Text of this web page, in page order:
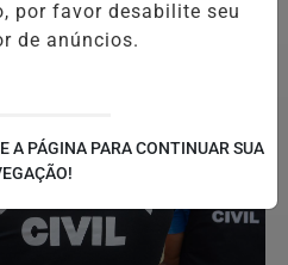
por favor desabilite seu
de anúncios.
A PÁGINA PARA CONTINUAR SUA